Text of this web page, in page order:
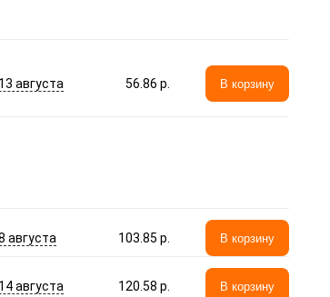
августа 56.86 p. В корзину
августа 103.85 p. В корзину
августа 120.58 p. В корзину